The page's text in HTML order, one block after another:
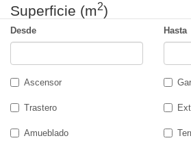
Superficie (m2)
Desde Hasta
Ascensor
Trastero
Amueblado